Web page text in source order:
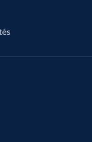
offre une
totale à vos